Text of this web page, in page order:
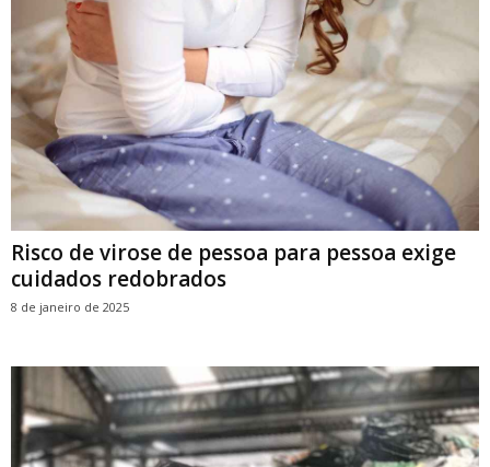
Risco de virose de pessoa para pessoa exige
cuidados redobrados
8 de janeiro de 2025